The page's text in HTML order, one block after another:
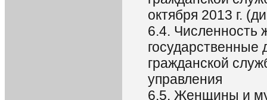
октября 2013 г.
6.4.
государственные
гражданской
управления
6.5. Женщины и